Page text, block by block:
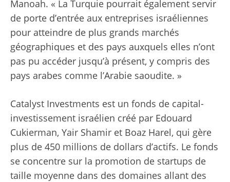
Manoah. « La Turquie pourrait également servir
de porte d’entrée aux entreprises israéliennes
pour atteindre de plus grands marchés
géographiques et des pays auxquels elles n’ont
pas pu accéder jusqu’à présent, y compris des
pays arabes comme l’Arabie saoudite. »
Catalyst Investments est un fonds de capital-
investissement israélien créé par Edouard
Cukierman, Yair Shamir et Boaz Harel, qui gère
plus de 450 millions de dollars d’actifs. Le fonds
se concentre sur la promotion de startups de
taille moyenne dans des domaines allant des